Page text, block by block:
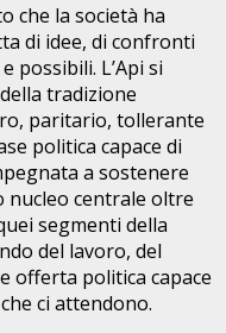
che la società ha
di idee, di confronti
possibili. L’Api si
tradizione
paritario, tollerante
politica capace di
a sostenere
nucleo centrale oltre
segmenti della
del lavoro, del
offerta politica capace
ci attendono.